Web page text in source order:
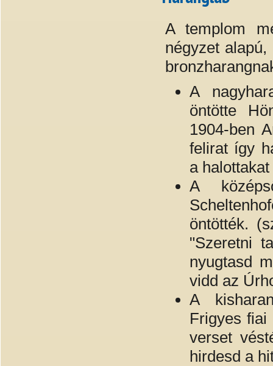
A templom
négyzet
A
öntötte
1904-ben
felirat így
a
A
öntötték.
"Szeretni
nyugtasd
vidd az
A
Frigyes fiai
verset
hirdesd a